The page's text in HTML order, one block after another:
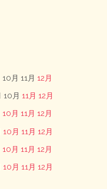
10月 11月 12月
10月 11月 12月
10月 11月 12月
10月 11月 12月
10月 11月 12月
10月 11月 12月